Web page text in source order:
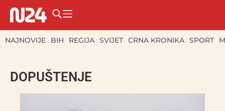
NAJNOVIJE BIH REGIJA SVIJET CRNA KRONIKA SPORT
DOPUŠTENJE